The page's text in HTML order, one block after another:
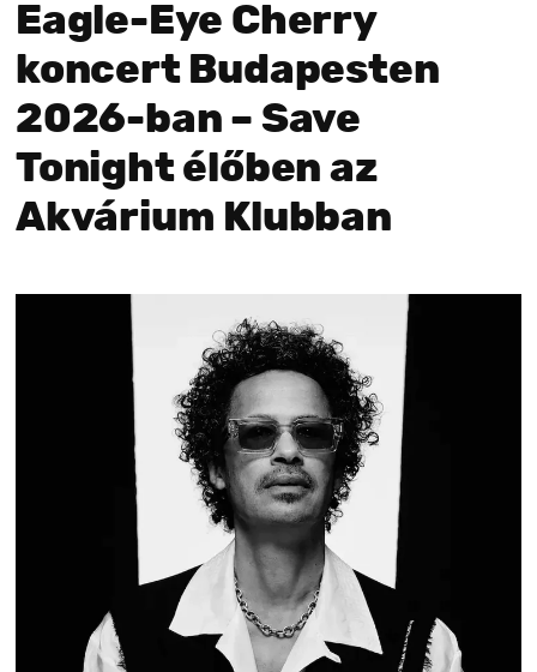
Eagle-Eye Cherry
koncert Budapesten
2026-ban – Save
Tonight élőben az
Akvárium Klubban